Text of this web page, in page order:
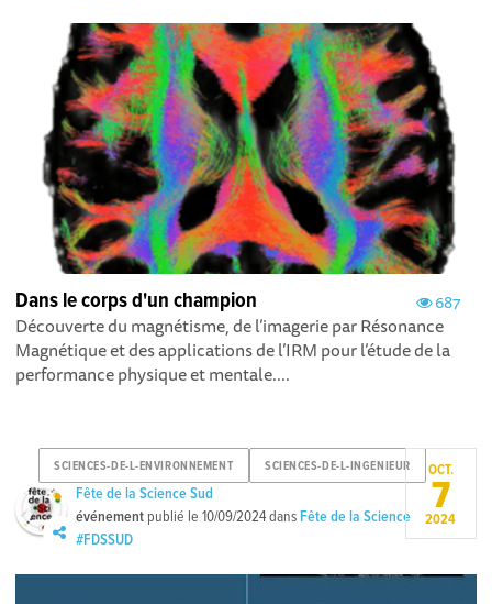
687
Dans le corps d'un champion
Découverte du magnétisme, de l’imagerie par Résonance
Magnétique et des applications de l’IRM pour l’étude de la
performance physique et mentale....
SCIENCES-DE-L-ENVIRONNEMENT SCIENCES-DE-L-INGENIEUR
Fête de la Science Sud
événement publié le10/09/2024dans Fête de la Science
#FDSSUD
OCT.
7
2024